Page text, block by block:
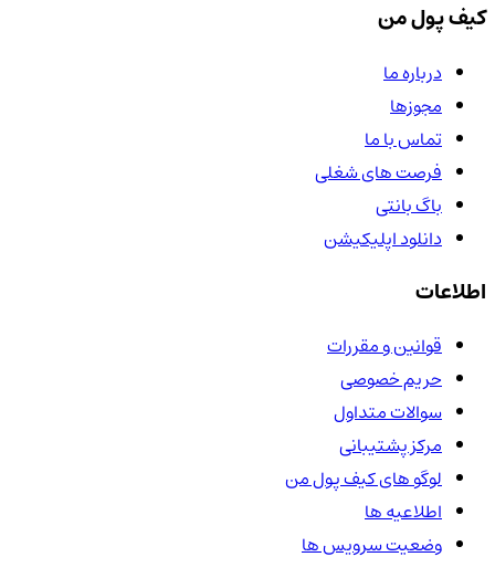
کیف پول من
درباره ما
مجوزها
تماس با ما
فرصت های شغلی
باگ بانتی
دانلود اپلیکیشن
اطلاعات
قوانین و مقررات
حریم خصوصی
سوالات متداول
مرکز پشتیبانی
لوگو های کیف پول من
اطلاعیه ها
وضعیت سرویس ها